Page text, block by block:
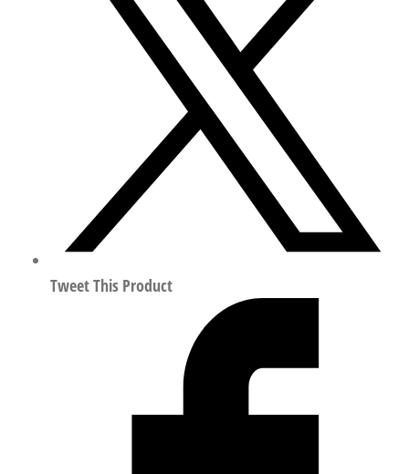
14644-
Tweet This Product